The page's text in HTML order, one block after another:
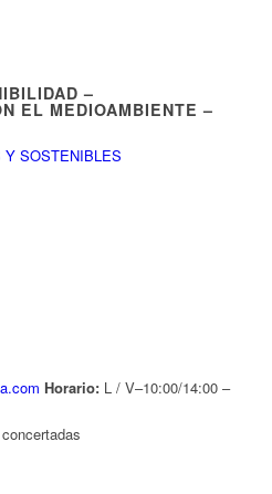
–
EL MEDIOAMBIENTE –
Horario:L / V–10:00/14:00 –